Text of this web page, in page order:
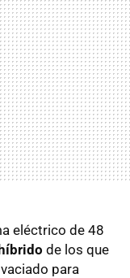
eléctrico de 48
de los que
para